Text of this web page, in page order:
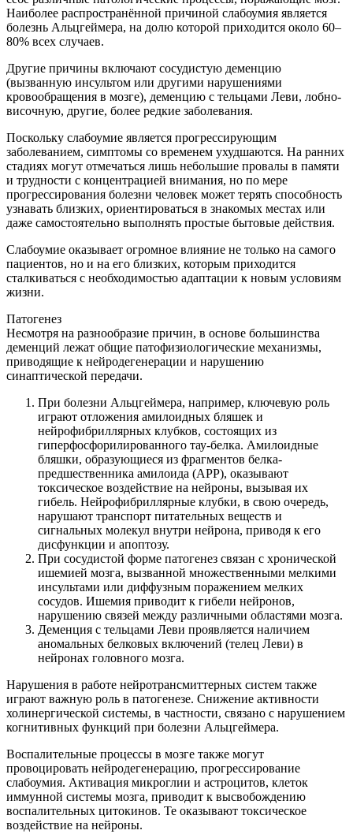
Наиболее распространённой причиной слабоумия является
болезнь Альцгеймера, на долю которой приходится около 60–
80% всех случаев.
Другие причины включают сосудистую деменцию
(вызванную инсультом или другими нарушениями
кровообращения в мозге), деменцию с тельцами Леви, лобно-
височную, другие, более редкие заболевания.
Поскольку слабоумие является прогрессирующим
заболеванием, симптомы со временем ухудшаются. На ранних
стадиях могут отмечаться лишь небольшие провалы в памяти
и трудности с концентрацией внимания, но по мере
прогрессирования болезни человек может терять способность
узнавать близких, ориентироваться в знакомых местах или
даже самостоятельно выполнять простые бытовые действия.
Слабоумие оказывает огромное влияние не только на самого
пациентов, но и на его близких, которым приходится
сталкиваться с необходимостью адаптации к новым условиям
жизни.
Патогенез
Несмотря на разнообразие причин, в основе большинства
деменций лежат общие патофизиологические механизмы,
приводящие к нейродегенерации и нарушению
синаптической передачи.
При болезни Альцгеймера, например, ключевую роль
играют отложения амилоидных бляшек и
нейрофибриллярных клубков, состоящих из
гиперфосфорилированного тау-белка. Амилоидные
бляшки, образующиеся из фрагментов белка-
предшественника амилоида (APP), оказывают
токсическое воздействие на нейроны, вызывая их
гибель. Нейрофибриллярные клубки, в свою очередь,
нарушают транспорт питательных веществ и
сигнальных молекул внутри нейрона, приводя к его
дисфункции и апоптозу.
При сосудистой форме патогенез связан с хронической
ишемией мозга, вызванной множественными мелкими
инсультами или диффузным поражением мелких
сосудов. Ишемия приводит к гибели нейронов,
нарушению связей между различными областями мозга.
Деменция с тельцами Леви проявляется наличием
аномальных белковых включений (телец Леви) в
нейронах головного мозга.
Нарушения в работе нейротрансмиттерных систем также
играют важную роль в патогенезе. Снижение активности
холинергической системы, в частности, связано с нарушением
когнитивных функций при болезни Альцгеймера.
Воспалительные процессы в мозге также могут
провоцировать нейродегенерацию, прогрессирование
слабоумия. Активация микроглии и астроцитов, клеток
иммунной системы мозга, приводит к высвобождению
воспалительных цитокинов. Те оказывают токсическое
воздействие на нейроны.